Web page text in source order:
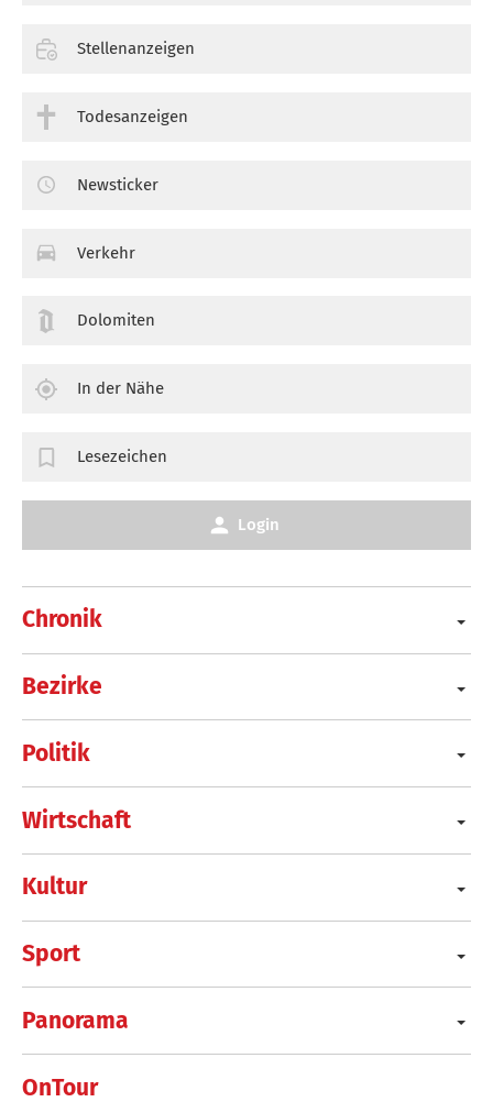
Chronik
Bezirke
Politik
Wirtschaft
Kultur
Sport
Panorama
OnTour
Stellenanzeigen
Todesanzeigen
Newsticker
Verkehr
Dolomiten
In der Nähe
Lesezeichen
Login